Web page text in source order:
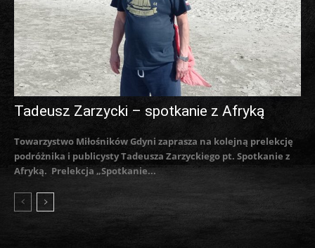
Tadeusz Zarzycki – spotkanie z Afryką
Towarzystwo Miłośników Gdyni zaprasza na kolejną prelekcję
podróżnika i publicysty Tadeusza Zarzyckiego pt. Spotkanie z
Afryką. Prelekcja „Spotkanie...